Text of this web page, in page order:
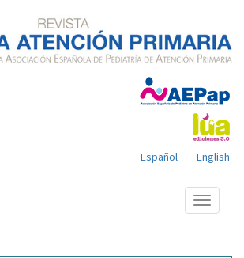
English
Español
Mostrar
menú